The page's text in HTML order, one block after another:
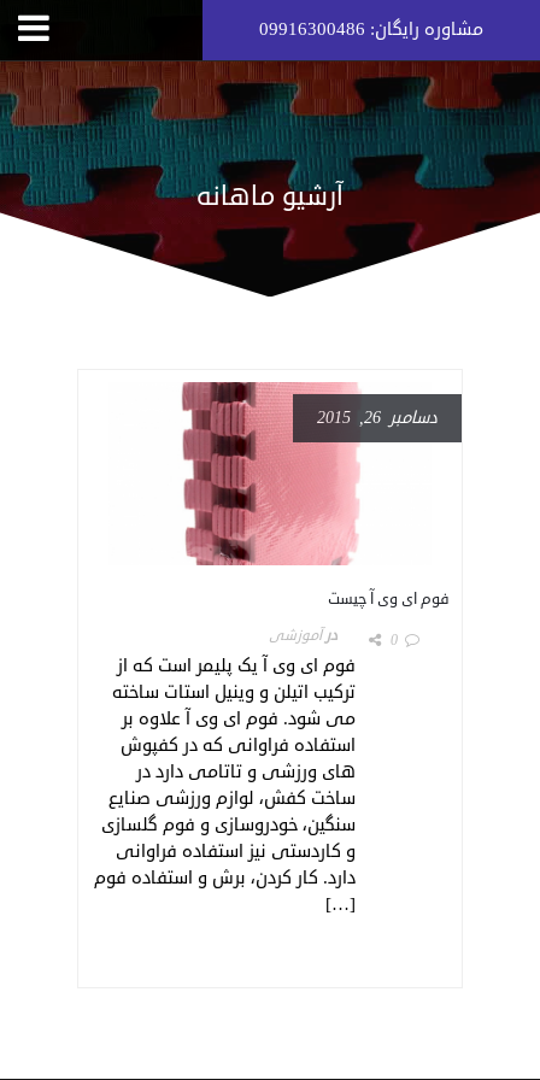
مشاوره رایگان: 09916300486
آرشیو ماهانه
دسامبر 26, 2015
فوم ای وی آ چیست
درآموزشی 0
فوم ای وی آ یک پلیمر است که از
ترکیب اتیلن و وینیل استات ساخته
می شود. فوم ای وی آ علاوه بر
استفاده فراوانی که در کفپوش
های ورزشی و تاتامی دارد در
ساخت کفش، لوازم ورزشی صنایع
سنگین، خودروسازی و فوم گلسازی
و کاردستی نیز استفاده فراوانی
دارد. کار کردن، برش و استفاده فوم
[…]